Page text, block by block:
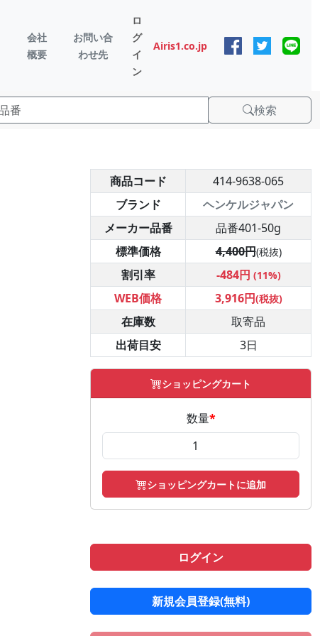
会社
概要
お問い合
わせ先
ロ
グ
イ
ン
Airis1.co.jp
検索
商品コード
414-9638-065
ブランド
ヘンケルジャパン
メーカー品番
品番401-50g
標準価格
4,400円(税抜)
割引率 -484円 (11%)
WEB価格 3,916円(税抜)
在庫数
取寄品
出荷目安
3日
ショッピングカート
数量*
ショッピングカートに追加
ログイン
新規会員登録(無料)